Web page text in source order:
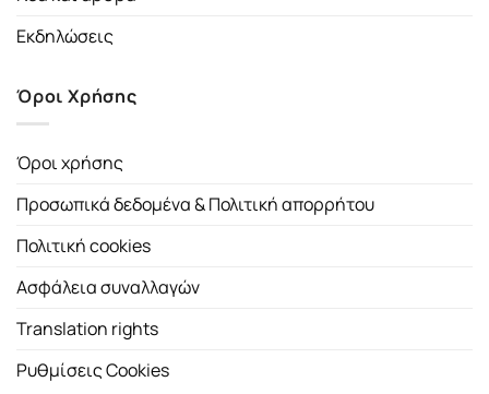
Εκδηλώσεις
Όροι Χρήσης
Όροι χρήσης
Προσωπικά δεδομένα & Πολιτική απορρήτου
Πολιτική cookies
Ασφάλεια συναλλαγών
Translation rights
Ρυθμίσεις Cookies